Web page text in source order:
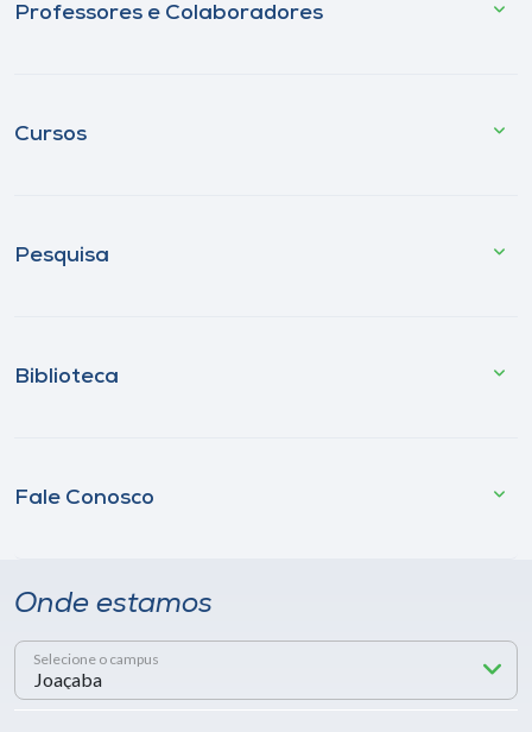
Professores e Colaboradores
Cursos
Pesquisa
Biblioteca
Fale Conosco
Onde estamos
Selecione o campus